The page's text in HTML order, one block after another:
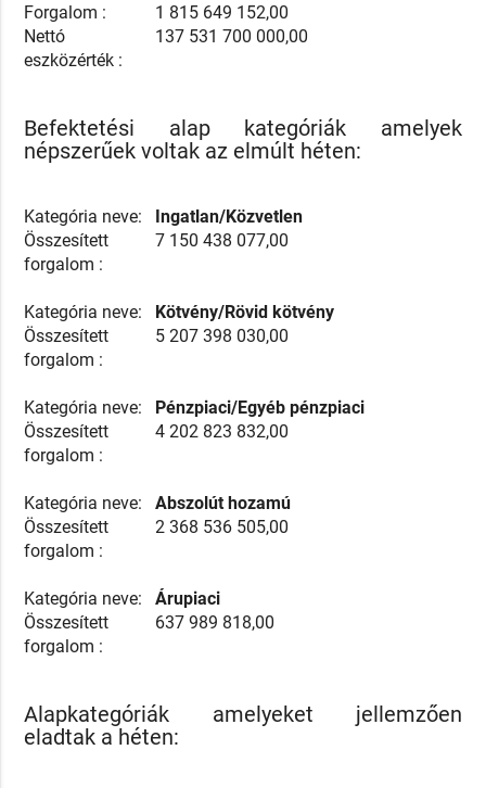
Forgalom :
1 815 649 152,00
Nettó
eszközérték :
137 531 700 000,00
Befektetési alap kategóriák amelyek
népszerűek voltak az elmúlt héten:
Kategória neve:
Ingatlan/Közvetlen
Összesített
forgalom :
7 150 438 077,00
Kategória neve:
Kötvény/Rövid kötvény
Összesített
forgalom :
5 207 398 030,00
Kategória neve:
Pénzpiaci/Egyéb pénzpiaci
Összesített
forgalom :
4 202 823 832,00
Kategória neve:
Abszolút hozamú
Összesített
forgalom :
2 368 536 505,00
Kategória neve:
Árupiaci
Összesített
forgalom :
637 989 818,00
Alapkategóriák amelyeket jellemzően
eladtak a héten: